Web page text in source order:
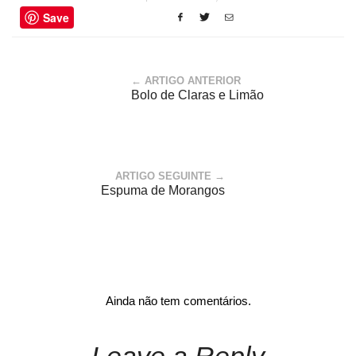
Save
← ARTIGO ANTERIOR
Bolo de Claras e Limão
ARTIGO SEGUINTE →
Espuma de Morangos
Ainda não tem comentários.